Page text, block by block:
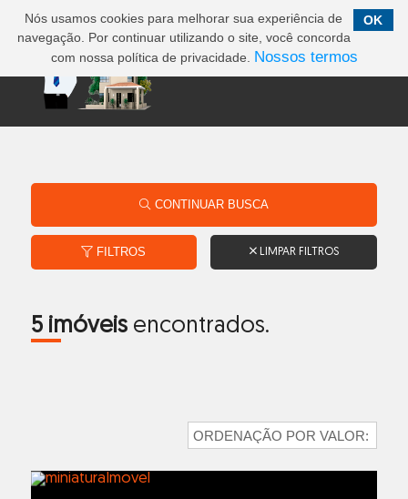
CONTINUAR BUSCA
FILTROS LIMPAR FILTROS
5 imóveisencontrados.
OK
Nós usamos cookies para melhorar sua experiência de
navegação. Por continuar utilizando o site, você concorda
com nossa política de privacidade. Nossos termos